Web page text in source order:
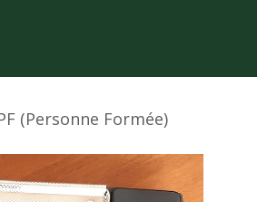
(Personne Formée)